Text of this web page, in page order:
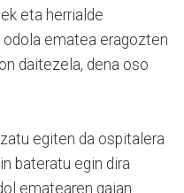
eta herrialde
ematea eragozten
daitezela, dena oso
egiten da ospitalera
bateratu egin dira
ematearen gaian.